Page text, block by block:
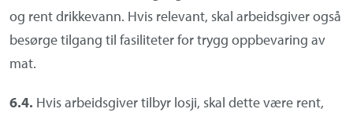
og rent drikkevann. Hvis relevant, skal arbeidsgiver også
besørge tilgang til fasiliteter for trygg oppbevaring av
mat.
6.4. Hvis arbeidsgiver tilbyr losji, skal dette være rent,